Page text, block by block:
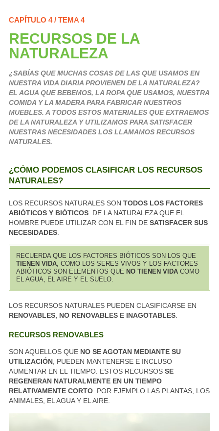
CAPÍTULO 4 / TEMA 4
RECURSOS DE LA
NATURALEZA
¿SABÍAS QUE MUCHAS COSAS DE LAS QUE USAMOS EN
NUESTRA VIDA DIARIA PROVIENEN DE LA NATURALEZA?
EL AGUA QUE BEBEMOS, LA ROPA QUE USAMOS, NUESTRA
COMIDA Y LA MADERA PARA FABRICAR NUESTROS
MUEBLES. A TODOS ESTOS MATERIALES QUE EXTRAEMOS
DE LA NATURALEZA Y UTILIZAMOS PARA SATISFACER
NUESTRAS NECESIDADES LOS LLAMAMOS RECURSOS
NATURALES.
¿CÓMO PODEMOS CLASIFICAR LOS RECURSOS
NATURALES?
LOS RECURSOS NATURALES SON TODOS LOS FACTORES
ABIÓTICOS Y BIÓTICOS DE LA NATURALEZA QUE EL
HOMBRE PUEDE UTILIZAR CON EL FIN DE SATISFACER SUS
NECESIDADES.
RECUERDA QUE LOS FACTORES BIÓTICOS SON LOS QUE
TIENEN VIDA, COMO LOS SERES VIVOS Y LOS FACTORES
ABIÓTICOS SON ELEMENTOS QUE NO TIENEN VIDACOMO
EL AGUA, EL AIRE Y EL SUELO.
LOS RECURSOS NATURALES PUEDEN CLASIFICARSE EN
RENOVABLES, NO RENOVABLES E INAGOTABLES.
RECURSOS RENOVABLES
SON AQUELLOS QUE NO SE AGOTAN MEDIANTE SU
UTILIZACIÓN, PUEDEN MANTENERSE E INCLUSO
AUMENTAR EN EL TIEMPO. ESTOS RECURSOS SE
REGENERAN NATURALMENTE EN UN TIEMPO
RELATIVAMENTE CORTO. POR EJEMPLO LAS PLANTAS, LOS
ANIMALES, EL AGUA Y EL AIRE.